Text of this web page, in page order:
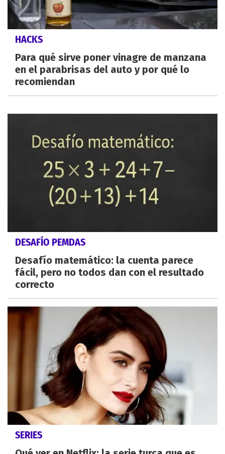
HACKS
Para qué sirve poner vinagre de manzana
en el parabrisas del auto y por qué lo
recomiendan
DESAFÍO PEMDAS
Desafío matemático: la cuenta parece
fácil, pero no todos dan con el resultado
correcto
SERIES